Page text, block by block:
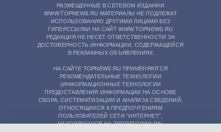
РАЗМЕЩЕННЫЕ В СЕТЕВОМ ИЗДАНИИ
WWW.TOPNEWS.RU МАТЕРИАЛЫ НЕ ПОДЛЕЖАТ
ИСПОЛЬЗОВАНИЮ ДРУГИМИ ЛИЦАМИ БЕЗ
ГИПЕРССЫЛКИ НА САЙТ WWW.TOPNEWS.RU
РЕДАКЦИЯ НЕ НЕСЕТ ОТВЕТСТВЕННОСТИ ЗА
ДОСТОВЕРНОСТЬ ИНФОРМАЦИИ, СОДЕРЖАЩЕЙСЯ
В РЕКЛАМНЫХ ОБЪЯВЛЕНИЯХ
НА САЙТЕ TOPNEWS.RU ПРИМЕНЯЮТСЯ
РЕКОМЕНДАТЕЛЬНЫЕ ТЕХНОЛОГИИ
(ИНФОРМАЦИОННЫЕ ТЕХНОЛОГИИ
ПРЕДОСТАВЛЕНИЯ ИНФОРМАЦИИ НА ОСНОВЕ
СБОРА, СИСТЕМАТИЗАЦИИ И АНАЛИЗА СВЕДЕНИЙ,
ОТНОСЯЩИХСЯ К ПРЕДПОЧТЕНИЯМ
ПОЛЬЗОВАТЕЛЕЙ СЕТИ "ИНТЕРНЕТ",
НАХОДЯЩИХСЯ НА ТЕРРИТОРИИ РФ)